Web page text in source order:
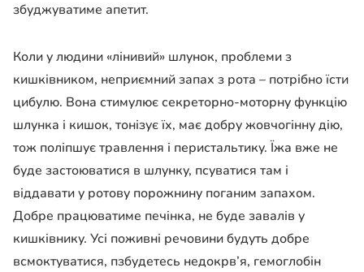
збуджуватиме апетит.
Коли у людини «лінивий» шлунок, проблеми з
кишківником, неприємний запах з рота – потрібно їсти
цибулю. Вона стимулює секреторно-моторну функцію
шлунка і кишок, тонізує їх, має добру жовчогінну дію,
тож поліпшує травлення і перистальтику. Їжа вже не
буде застоюватися в шлунку, псуватися там і
віддавати у ротову порожнину поганим запахом.
Добре працюватиме печінка, не буде завалів у
кишківнику. Усі поживні речовини будуть добре
всмоктуватися, пзбудетесь недокрв’я, гемоглобін